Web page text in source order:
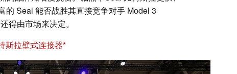
的 Seal 能否战胜其直接竞争对手 Model 3
得由市场来决定。
斯拉壁式连接器